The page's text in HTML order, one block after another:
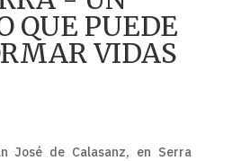
QUE PUEDE
VIDAS
José de Calasanz, en Serra